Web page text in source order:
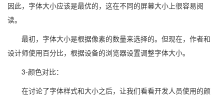
因此，字体大小应该是最优的，这在不同的屏幕大小上很容易阅
读。
最初，字体大小是根据像素的数量来选择的。但现在，作者和
设计师使用百分比，根据设备的浏览器设置调整字体大小。
3-颜色对比：
在讨论了字体样式和大小之后，让我们看看开发人员使用的颜